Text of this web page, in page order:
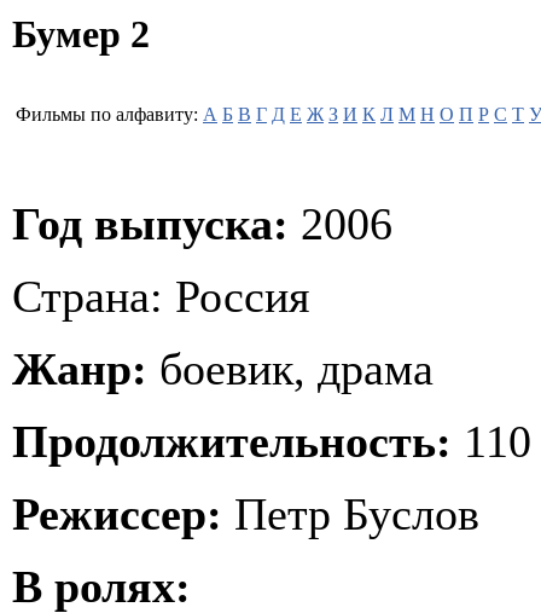
Бумер 2
Фильмы по алфавиту: А Б В Г Д Е Ж З И К Л М Н О П Р С Т У
Год выпуска: 2006
Страна: Россия
Жанр: боевик, драма
Продолжительность:
Режиссер: Петр Буслов
В ролях: